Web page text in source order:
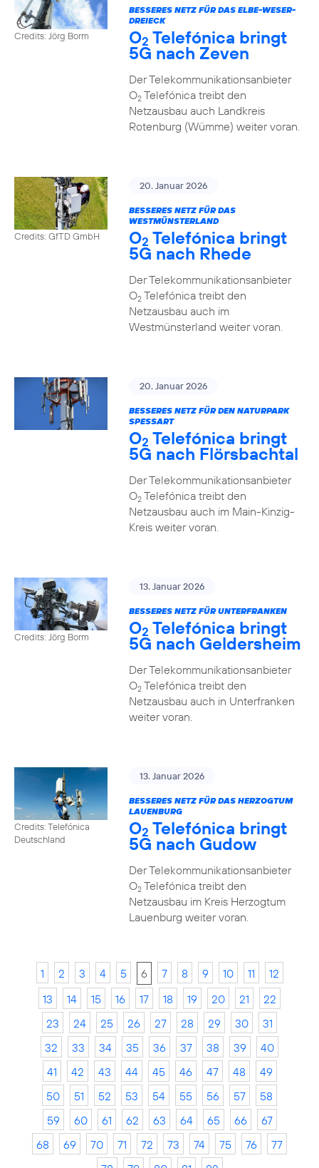
Credits: Jörg Borm
BESSERES NETZ FÜR DAS ELBE-WESER-
DREIECK
O2 Telefónica bringt
5G nach Zeven
Der Telekommunikationsanbieter
O2Telefónica treibt den
Netzausbau auch Landkreis
Rotenburg (Wümme) weiter voran.
Credits: GfTD GmbH
20. Januar 2026
BESSERES NETZ FÜR DAS
WESTMÜNSTERLAND
O2 Telefónica bringt
5G nach Rhede
Der Telekommunikationsanbieter
O2Telefónica treibt den
Netzausbau auch im
Westmünsterland weiter voran.
20. Januar 2026
BESSERES NETZ FÜR DEN NATURPARK
SPESSART
O2 Telefónica bringt
5G nach Flörsbachtal
Der Telekommunikationsanbieter
O2Telefónica treibt den
Netzausbau auch im Main-Kinzig-
Kreis weiter voran.
Credits: Jörg Borm
13. Januar 2026
BESSERES NETZ FÜR UNTERFRANKEN
O2 Telefónica bringt
5G nach Geldersheim
Der Telekommunikationsanbieter
O2Telefónica treibt den
Netzausbau auch in Unterfranken
weiter voran.
Credits: Telefónica
Deutschland
13. Januar 2026
BESSERES NETZ FÜR DAS HERZOGTUM
LAUENBURG
O2 Telefónica bringt
5G nach Gudow
Der Telekommunikationsanbieter
O2Telefónica treibt den
Netzausbau im Kreis Herzogtum
Lauenburg weiter voran.
1 2 3 4 5 6 7 8 9 10 11
12
13
14 15 16 17 18 19 20 21
22
23
24 25 26 27 28 29 30
31
32
33 34 35 36 37 38 39
40
41
42 43 44 45 46 47 48
49
50
51 52 53 54 55 56 57
58
59
60 61 62 63 64 65 66
67
68
69 70 71 72 73 74 75 76
77